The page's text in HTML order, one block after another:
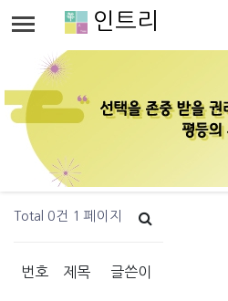
인트리
Total 0건 1 페이지
번호 제목 글쓴이